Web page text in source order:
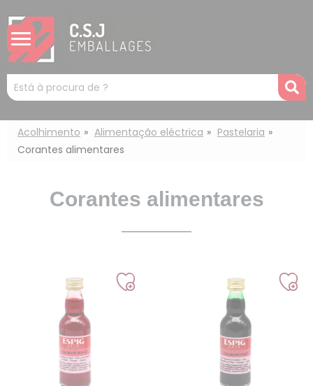
Mots
clés
:
Acolhimento Alimentação eléctrica
Pastelaria
Corantes alimentares
Corantes alimentares